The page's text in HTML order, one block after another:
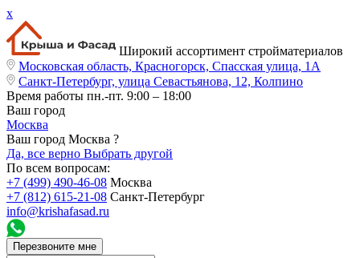
x
Широкий ассортимент стройматериалов
Московская область, Красногорск, Спасская улица, 1А
Санкт-Петербург, улица Севастьянова, 12, Колпино
Время работы пн.-пт. 9:00 – 18:00
Ваш город
Москва
Ваш город Москва ?
Да, все верно Выбрать другой
По всем вопросам:
+7 (499) 490-46-08 Москва
+7 (812) 615-21-08 Санкт-Петербург
info@krishafasad.ru
Перезвоните мне